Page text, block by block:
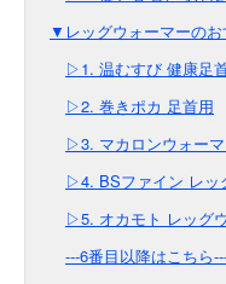
▼レッグウォーマーのお
▷1. 温むすび 健康足
▷2. 巻きポカ 足首用
▷3. マカロンウォー
▷4. BSファイン レッ
▷5. オカモト レッグ
---6番目以降はこちら